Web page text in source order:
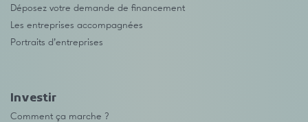
Déposez votre demande de financement
Les entreprises accompagnées
Portraits d’entreprises
Investir
Comment ça marche ?